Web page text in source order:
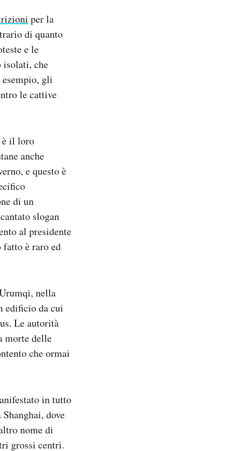
per la
di quanto
e le
isolati, che
gli
le cattive
è il loro
anche
e questo è
di un
slogan
al presidente
è raro ed
nella
edificio da cui
Le autorità
morte delle
che ormai
in tutto
dove
nome di
grossi centri.